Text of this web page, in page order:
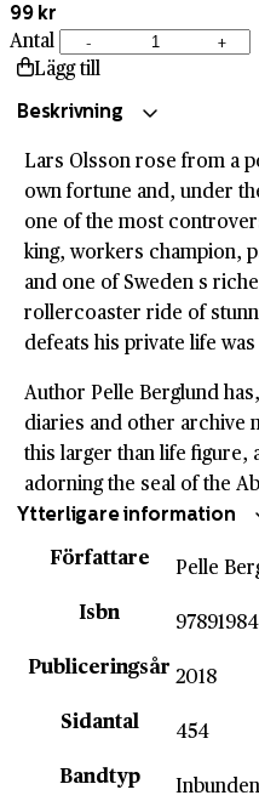
99 kr
Antal -
The
Vodka
King:
story
of
LO
Smith
mängd
+
Lägg till
Beskrivning
Lars Olsson rose from a
own fortune and, under
one of the most
king, workers champion,
and one of Sweden s
rollercoaster ride of
defeats his private life
Author Pelle Berglund
diaries and other archive
this larger than life figure,
adorning the seal of the
Ytterligare information
Författare
Pelle
Isbn
Publiceringsår 2018
Sidantal
454
Bandtyp
Inbunden